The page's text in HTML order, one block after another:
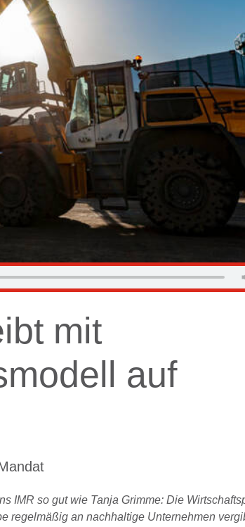
mit
auf
IMR so gut wie Tanja Grimme: Die
regelmäßig an nachhaltige Unternehmen